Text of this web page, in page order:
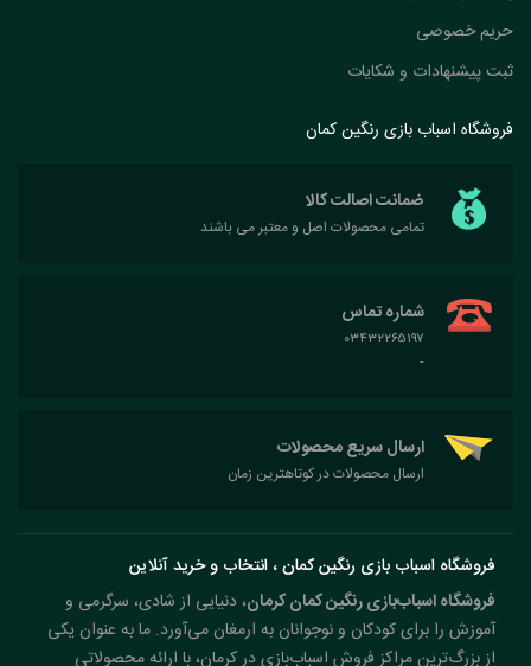
حریم خصوصی
ثبت پیشنهادات و شکایات
فروشگاه اسباب بازی رنگین کمان
ضمانت اصالت کالا
تمامی محصولات اصل و معتبر می باشند
شماره تماس
۰۳۴۳۲۲۶۵۱۹۷
-
ارسال سریع محصولات
ارسال محصولات در کوتاهترین زمان
فروشگاه اسباب بازی رنگین کمان ، انتخاب و خرید آنلاین
فروشگاه اسباب‌بازی رنگین کمان کرمان، دنیایی از شادی، سرگرمی و
آموزش را برای کودکان و نوجوانان به ارمغان می‌آورد. ما به عنوان یکی
از بزرگ‌ترین مراکز فروش اسباب‌بازی در کرمان، با ارائه محصولاتی